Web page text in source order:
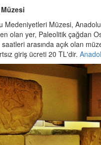
Medeniyetleri Müzesi,
olan yer, Paleolitik çağdan
arasında açık olan
giriş ücreti 20 TL'dir.